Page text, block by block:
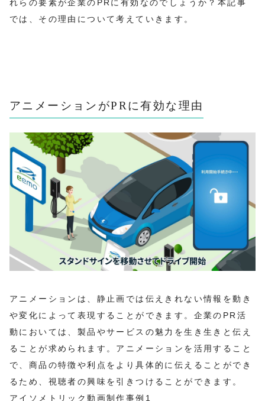
れらの要素が企業のPRに有効なのでしょうか？本記事
では、その理由について考えていきます。
アニメーションがPRに有効な理由
アニメーションは、静止画では伝えきれない情報を動き
や変化によって表現することができます。企業のPR活
動においては、製品やサービスの魅力を生き生きと伝え
ることが求められます。アニメーションを活用すること
で、商品の特徴や利点をより具体的に伝えることができ
るため、視聴者の興味を引きつけることができます。
アイソメトリック動画制作事例1